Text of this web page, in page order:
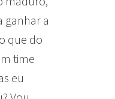
ganhar a
que do
time
eu